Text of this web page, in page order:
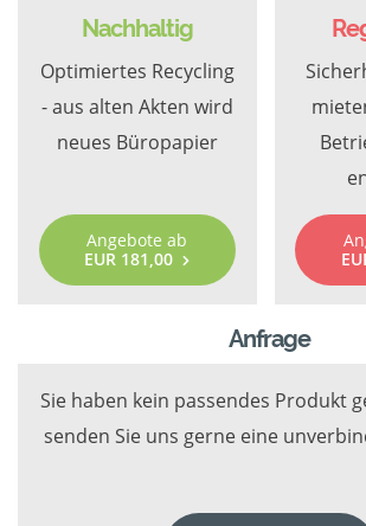
Nachhaltig
Optimiertes Recycling
- aus alten Akten wird
neues Büropapier
Angebote ab
EUR 181,00
Anfrage
Sie haben kein passendes Produkt
senden Sie uns gerne eine